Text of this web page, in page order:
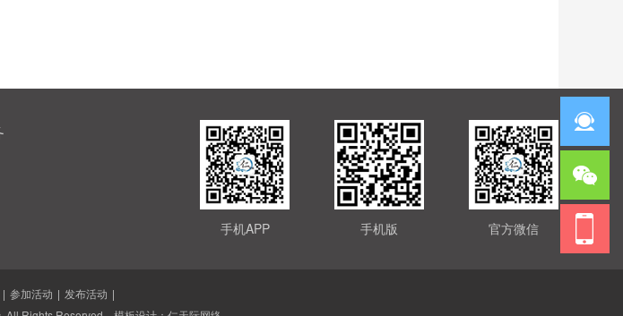
官方微信
手机版
手机APP
| 参加活动 | 发布活动 |